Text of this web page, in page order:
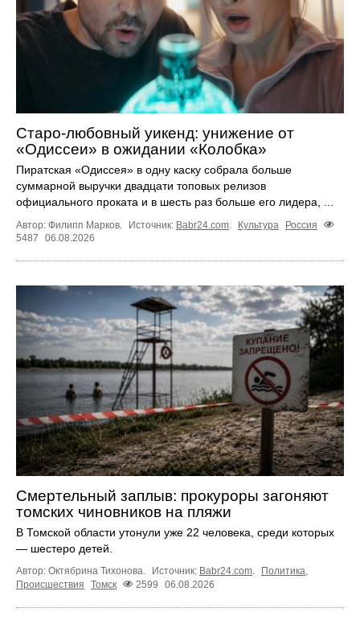
Старо-любовный уикенд: унижение от
«Одиссеи» в ожидании «Колобка»
Пиратская «Одиссея» в одну каску собрала больше
суммарной выручки двадцати топовых релизов
официального проката и в шесть раз больше его лидера, ...
Автор: Филипп Марков. Источник: Babr24.com. Культура
Россия
5487
06.08.2026
Смертельный заплыв: прокуроры загоняют
томских чиновников на пляжи
В Томской области утонули уже 22 человека, среди которых
— шестеро детей.
Автор: Октябрина Тихонова. Источник: Babr24.com Политика
Происшествия
Томск 2599 06.08.2026